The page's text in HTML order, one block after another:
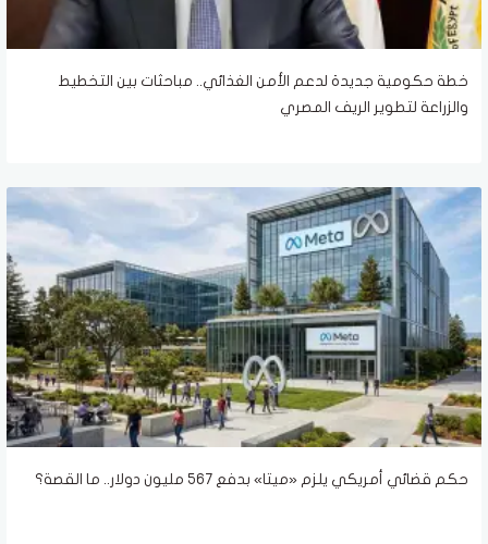
خطة حكومية جديدة لدعم الأمن الغذائي.. مباحثات بين التخطيط
والزراعة لتطوير الريف المصري
حكم قضائي أمريكي يلزم «ميتا» بدفع 567 مليون دولار.. ما القصة؟